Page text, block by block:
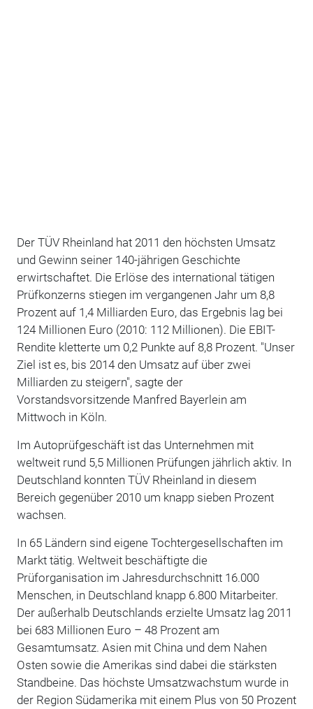
Der TÜV Rheinland hat 2011 den höchsten Umsatz
und Gewinn seiner 140-jährigen Geschichte
erwirtschaftet. Die Erlöse des international tätigen
Prüfkonzerns stiegen im vergangenen Jahr um 8,8
Prozent auf 1,4 Milliarden Euro, das Ergebnis lag bei
124 Millionen Euro (2010: 112 Millionen). Die EBIT-
Rendite kletterte um 0,2 Punkte auf 8,8 Prozent. "Unser
Ziel ist es, bis 2014 den Umsatz auf über zwei
Milliarden zu steigern", sagte der
Vorstandsvorsitzende Manfred Bayerlein am
Mittwoch in Köln.
Im Autoprüfgeschäft ist das Unternehmen mit
weltweit rund 5,5 Millionen Prüfungen jährlich aktiv. In
Deutschland konnten TÜV Rheinland in diesem
Bereich gegenüber 2010 um knapp sieben Prozent
wachsen.
In 65 Ländern sind eigene Tochtergesellschaften im
Markt tätig. Weltweit beschäftigte die
Prüforganisation im Jahresdurchschnitt 16.000
Menschen, in Deutschland knapp 6.800 Mitarbeiter.
Der außerhalb Deutschlands erzielte Umsatz lag 2011
bei 683 Millionen Euro – 48 Prozent am
Gesamtumsatz. Asien mit China und dem Nahen
Osten sowie die Amerikas sind dabei die stärksten
Standbeine. Das höchste Umsatzwachstum wurde in
der Region Südamerika mit einem Plus von 50 Prozent